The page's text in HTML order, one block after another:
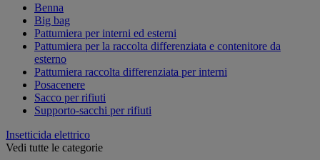
Benna
Big bag
Pattumiera per interni ed esterni
Pattumiera per la raccolta differenziata e contenitore da
esterno
Pattumiera raccolta differenziata per interni
Posacenere
Sacco per rifiuti
Supporto-sacchi per rifiuti
Insetticida elettrico
Vedi tutte le categorie